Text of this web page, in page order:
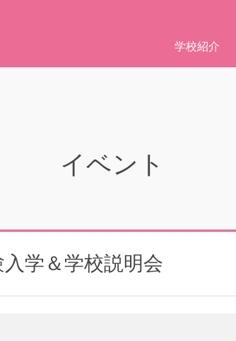
学校紹介
イベント
学＆学校説明会